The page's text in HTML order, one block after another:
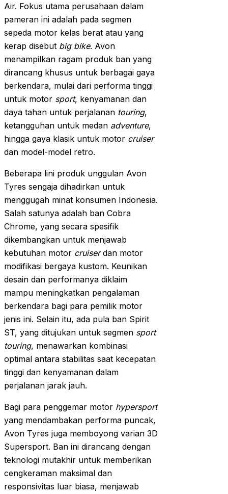
Air. Fokus utama perusahaan dalam
pameran ini adalah pada segmen
sepeda motor kelas berat atau yang
kerap disebut big bike. Avon
menampilkan ragam produk ban yang
dirancang khusus untuk berbagai gaya
berkendara, mulai dari performa tinggi
untuk motor sport, kenyamanan dan
daya tahan untuk perjalanan touring,
ketangguhan untuk medan adventure,
hingga gaya klasik untuk motor cruiser
dan model-model retro.
Beberapa lini produk unggulan Avon
Tyres sengaja dihadirkan untuk
menggugah minat konsumen Indonesia.
Salah satunya adalah ban Cobra
Chrome, yang secara spesifik
dikembangkan untuk menjawab
kebutuhan motor cruiserdan motor
modifikasi bergaya kustom. Keunikan
desain dan performanya diklaim
mampu meningkatkan pengalaman
berkendara bagi para pemilik motor
jenis ini. Selain itu, ada pula ban Spirit
ST, yang ditujukan untuk segmen sport
touring, menawarkan kombinasi
optimal antara stabilitas saat kecepatan
tinggi dan kenyamanan dalam
perjalanan jarak jauh.
Bagi para penggemar motor hypersport
yang mendambakan performa puncak,
Avon Tyres juga memboyong varian 3D
Supersport. Ban ini dirancang dengan
teknologi mutakhir untuk memberikan
cengkeraman maksimal dan
responsivitas luar biasa, menjawab